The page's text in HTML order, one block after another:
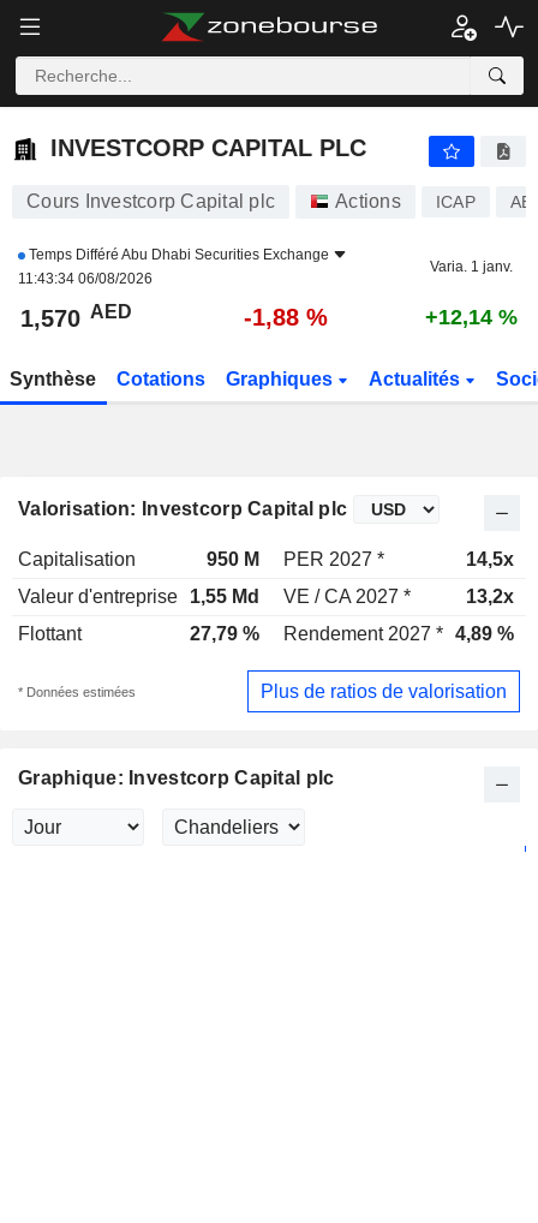
INVESTCORP CAPITAL PLC
Cours Investcorp Capital plc Actions ICAP
Temps Différé Abu Dhabi Securities Exchange
11:43:34 06/08/2026
Varia. 1 janv.
1,570 AED -1,88 % +12,14 %
Synthèse Cotations Graphiques Actualités
Valorisation: Investcorp Capital plc
Capitalisation 950 M PER 2027 *
14,5x
Valeur d'entreprise
1,55 Md VE / CA 2027 *
13,2x
Flottant
27,79 % Rendement 2027 * 4,89 %
* Données estimées Plus de ratios de valorisation
Graphique: Investcorp Capital plc